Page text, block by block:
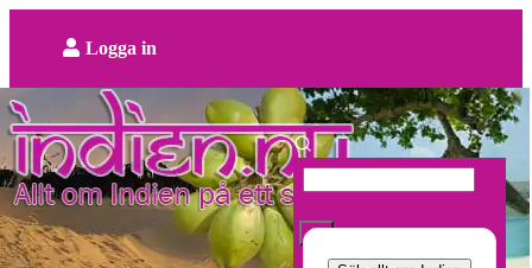
huvudinnehåll
account
menu
Logga in